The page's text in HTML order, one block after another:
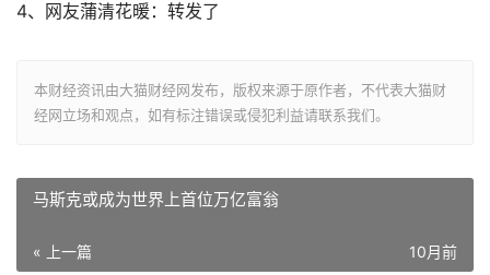
4、网友蒲清花暖：转发了
本财经资讯由大猫财经网发布，版权来源于原作者，不代表大猫财
经网立场和观点，如有标注错误或侵犯利益请联系我们。
马斯克或成为世界上首位万亿富翁
« 上一篇 10月前